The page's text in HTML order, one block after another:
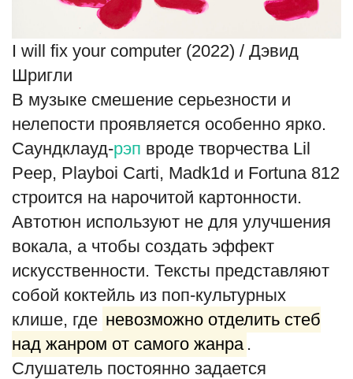
I will fix your computer (2022) / Дэвид
Шригли
В музыке смешение серьезности и
нелепости проявляется особенно ярко.
Саундклауд-рэп вроде творчества Lil
Peep, Playboi Carti, Madk1d и Fortuna 812
строится на нарочитой картонности.
Автотюн используют не для улучшения
вокала, а чтобы создать эффект
искусственности. Тексты представляют
собой коктейль из поп-культурных
клише, где невозможно отделить стеб
над жанром от самого жанра .
Слушатель постоянно задается